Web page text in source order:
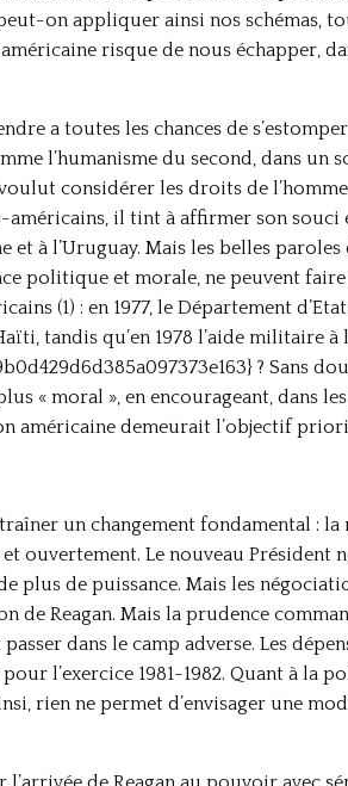
on appliquer ainsi nos schémas,
risque de nous échapper,
a toutes les chances de
l’humanisme du second, dans un
considérer les droits de
américains, il tint à affirmer son souci
à l’Uruguay. Mais les belles
politique et morale, ne peuvent
(1) : en 1977, le Département
tandis qu’en 1978 l’aide militaire
? Sans
« moral », en encourageant, dans
américaine demeurait l’objectif
un changement fondamental :
ouvertement. Le nouveau Président
plus de puissance. Mais les
de Reagan. Mais la prudence
dans le camp adverse. Les
l’exercice 1981-1982. Quant à la
rien ne permet d’envisager une